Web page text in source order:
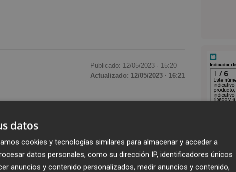
Publicado: 12/05/2023 · 15:20
Actualizado: 12/05/2023 · 16:21
los 9.233,71 puntos
una semana marcada por resultados
ha sido del 0,56%. "La bolsa española
de resultados empresariales y por los
datos
cookies y tecnologías similares para almacenar y acceder a
datos personales, como su dirección IP, identificadores únicos
anuncios y contenido personalizados, medir anuncios y contenido,